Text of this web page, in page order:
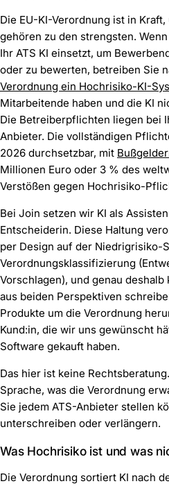
Die EU-KI-Verordnung ist in
gehören zu den strengsten.
Ihr ATS KI einsetzt, um
oder zu bewerten, betreiben Sie
Verordnung ein Hochrisiko-KI-
Mitarbeitende haben und die KI
Die Betreiberpflichten liegen bei
Anbieter. Die vollständigen
2026 durchsetzbar, mit
Millionen Euro oder 3 % des
Verstößen gegen Hochrisiko-
Bei Join setzen wir KI als
Entscheiderin. Diese Haltung
per Design auf der Niedrigrisiko-
Verordnungsklassifizierung
Vorschlagen), und genau
aus beiden Perspektiven
Produkte um die Verordnung
Kund:in, die wir uns gewünscht
Software gekauft haben.
Das hier ist keine
Sprache, was die Verordnung
Sie jedem ATS-Anbieter stellen
unterschreiben oder verlängern.
Was Hochrisiko ist und was
Die Verordnung sortiert KI nach